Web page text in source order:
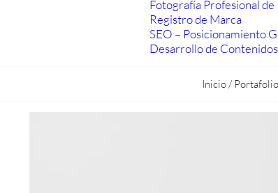
Fotografía Profesional
Registro de Marca
SEO – Posicionamiento
Desarrollo de Contenidos
Inicio/